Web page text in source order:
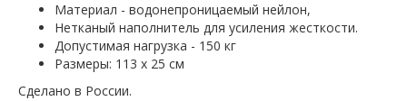
Материал - водонепроницаемый нейлон,
Нетканый наполнитель для усиления жесткости.
Допустимая нагрузка - 150 кг
Размеры: 113 х 25 см
Сделано в России.